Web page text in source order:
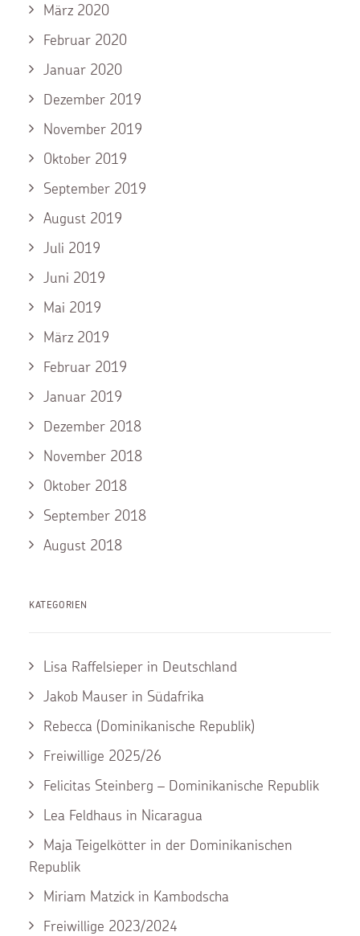
März 2020
Februar 2020
Januar 2020
Dezember 2019
November 2019
Oktober 2019
September 2019
August 2019
Juli 2019
Juni 2019
Mai 2019
März 2019
Februar 2019
Januar 2019
Dezember 2018
November 2018
Oktober 2018
September 2018
August 2018
KATEGORIEN
Lisa Raffelsieper in Deutschland
Jakob Mauser in Südafrika
Rebecca (Dominikanische Republik)
Freiwillige 2025/26
Felicitas Steinberg – Dominikanische Republik
Lea Feldhaus in Nicaragua
Maja Teigelkötter in der Dominikanischen
Republik
Miriam Matzick in Kambodscha
Freiwillige 2023/2024